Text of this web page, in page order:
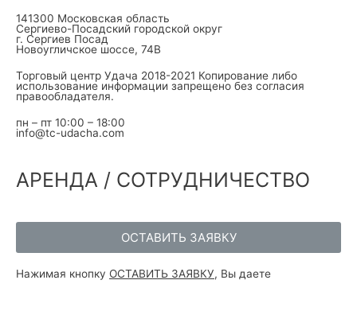
141300 Московская область
Сергиево-Посадский городской округ
г. Сергиев Посад
Новоугличское шоссе, 74В
Торговый центр Удача 2018-2021 Копирование либо
использование информации запрещено без согласия
правообладателя.
пн – пт 10:00 – 18:00
info@tc-udacha.com
АРЕНДА / СОТРУДНИЧЕСТВО
ОСТАВИТЬ ЗАЯВКУ
Нажимая кнопку ОСТАВИТЬ ЗАЯВКУ, Вы даете
обработку персональных данных в соответствии с ФЗ от